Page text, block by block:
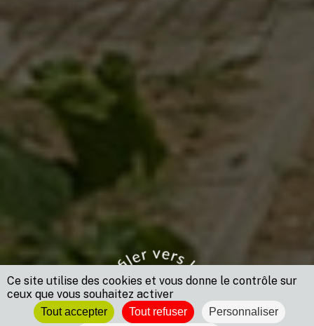
Ce site utilise des cookies et vous donne le contrôle sur
ceux que vous souhaitez activer
Tout accepter Tout refuser
Personnaliser